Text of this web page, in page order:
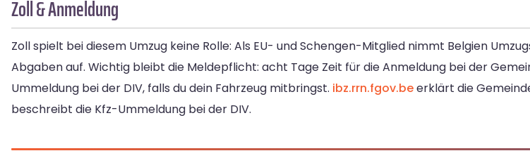
Zoll & Anmeldung
Zoll spielt bei diesem Umzug keine Rolle: Als EU- und Schengen-Mitglied nimmt Belgien
Abgaben auf. Wichtig bleibt die Meldepflicht: acht Tage Zeit für die Anmeldung bei der
Ummeldung bei der DIV, falls du dein Fahrzeug mitbringst. ibz.rrn.fgov.beerklärt die
beschreibt die Kfz-Ummeldung bei der DIV.